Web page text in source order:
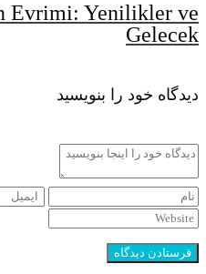
Evrimi: Yenilikler ve
Gelecek
دیدگاه خود را بنویسید